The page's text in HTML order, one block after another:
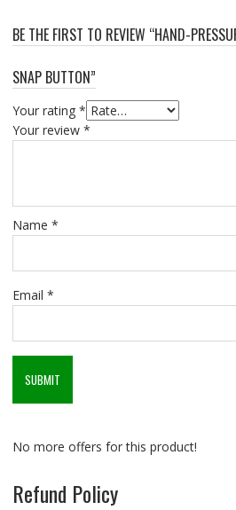
BE THE FIRST TO REVIEW “HAND-
SNAP BUTTON”
Your rating *
Your review *
Name *
Email *
No more offers for this product!
Refund Policy